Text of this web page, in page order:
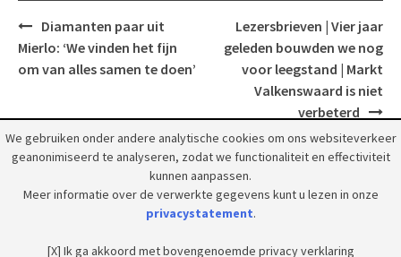
Post
navigation
Diamanten paar uit
Mierlo: ‘We vinden het fijn
om van alles samen te doen’
Lezersbrieven | Vier jaar
geleden bouwden we nog
voor leegstand | Markt
Valkenswaard is niet
verbeterd
© 2018 Grootpeelland. Alle rechten voorbehouden.
We gebruiken onder andere analytische cookies om ons websiteverkeer
geanonimiseerd te analyseren, zodat we functionaliteit en effectiviteit
kunnen aanpassen.
Meer informatie over de verwerkte gegevens kunt u lezen in onze
privacystatement.
[X] Ik ga akkoord met bovengenoemde privacy verklaring